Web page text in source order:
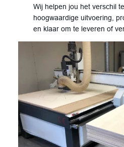
Wij helpen jou het verschil
hoogwaardige uitvoering,
en klaar om te leveren of